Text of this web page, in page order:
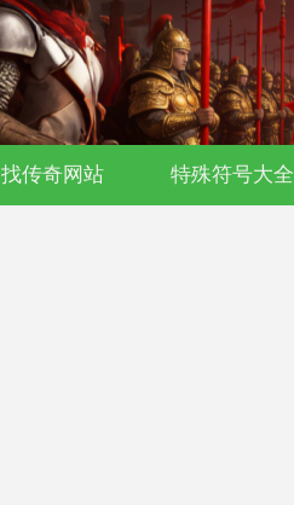
找传奇网站 特殊符号大全